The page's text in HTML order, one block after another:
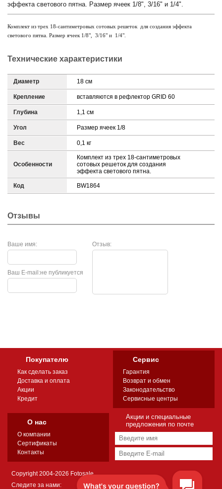
эффекта светового пятна. Размер ячеек 1/8", 3/16" и 1/4".
Комплект из трех 18-сантиметровых сотовых решеток  для создания эффекта
светового пятна. Размер ячеек 1/8",  3/16" и  1/4".
Технические характеристики
Диаметр 18 см
Крепление вставляются в рефлектор GRID 60
Глубина 1,1 см
Угол Размер ячеек 1/8
Вес 0,1 кг
Особенности
Комплект из трех 18-сантиметровых
сотовых решеток для создания
эффекта светового пятна.
Код BW1864
Отзывы
Ваше имя: Отзыв:
не публикуется
Ваш E-mail:
Покупателю
Как сделать заказ
Доставка и оплата
Акции
Кредит
Сервис
Гарантия
Возврат и обмен
Законодательство
Сервисные центры
О нас
О компании
Сертификаты
Контакты
Акции и специальные
предложения по почте
Copyright 2004-2026 Fotosale
Следите за нами: